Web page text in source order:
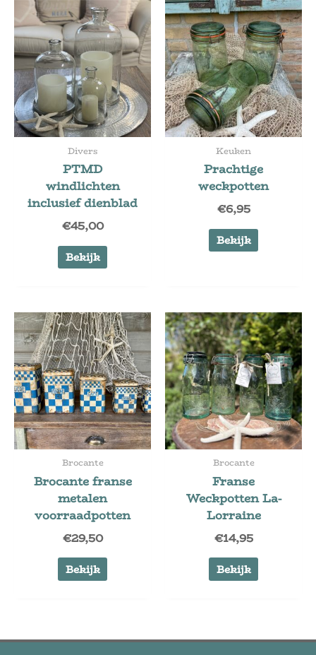
Divers
PTMD
windlichten
inclusief dienblad
€45,00
Bekijk
Keuken
Prachtige
weckpotten
€6,95
Bekijk
Brocante
Brocante franse
metalen
voorraadpotten
€29,50
Bekijk
Brocante
Franse
Weckpotten La-
Lorraine
€14,95
Bekijk